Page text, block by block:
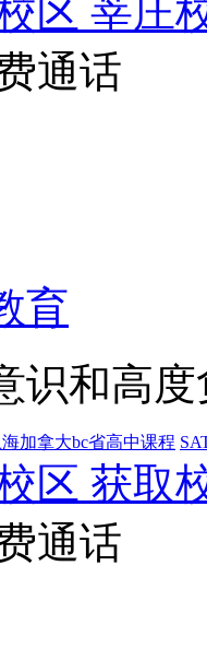
区 莘庄
通话
育
识和高
海加拿大bc省高中课程
区 获取
通话